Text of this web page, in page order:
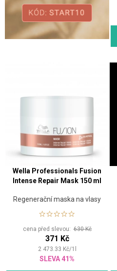
Wella Professionals Fusion
Intense Repair Mask 150 ml
Regenerační maska na vlasy
cena před slevou:630 Kč
371 Kč
2 473.33 Kč/1
SLEVA 41%